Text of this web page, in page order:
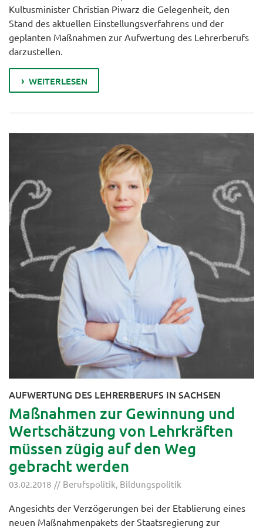
Kultusminister Christian Piwarz die Gelegenheit, den
Stand des aktuellen Einstellungsverfahrens und der
geplanten Maßnahmen zur Aufwertung des Lehrerberufs
darzustellen.
WEITERLESEN
AUFWERTUNG DES LEHRERBERUFS IN SACHSEN
Maßnahmen zur Gewinnung und
Wertschätzung von Lehrkräften
müssen zügig auf den Weg
gebracht werden
03.02.2018 Berufspolitik, Bildungspolitik
Angesichts der Verzögerungen bei der Etablierung eines
neuen Maßnahmenpakets der Staatsregierung zur